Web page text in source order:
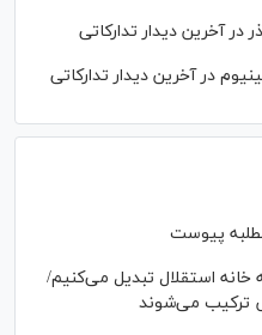
در آخرین دیدار تدارکاتی
در آخرین دیدار تدارکاتی
پیوست
خانه استقلال تبدیل می‌کنیم/